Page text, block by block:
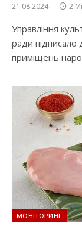
21.08.2024 2
Управління
ради підписало
приміщень
МОНІТОРИНГ